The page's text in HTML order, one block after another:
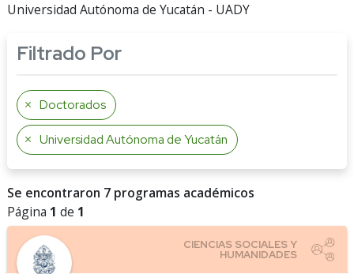
Universidad Autónoma de Yucatán - UADY
Filtrado Por
Doctorados
Universidad Autónoma de Yucatán
Se encontraron 7 programas académicos
Página 1 de 1